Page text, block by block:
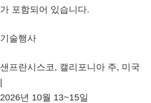
가 포함되어 있습니다.
기술행사
샌프란시스코, 캘리포니아 주, 미국
|
2026년 10월 13~15일